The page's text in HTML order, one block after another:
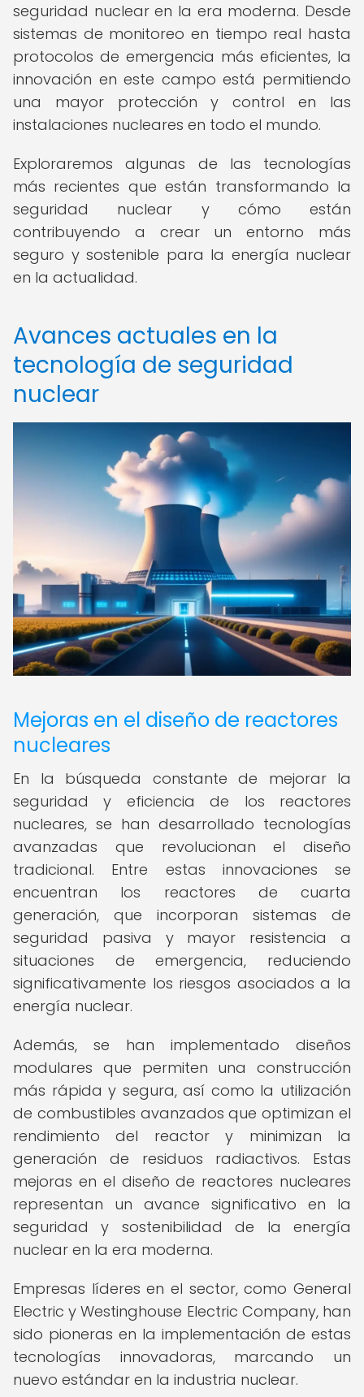
seguridad nuclear en la era moderna. Desde
sistemas de monitoreo en tiempo real hasta
protocolos de emergencia más eficientes, la
innovación en este campo está permitiendo
una mayor protección y control en las
instalaciones nucleares en todo el mundo.
Exploraremos algunas de las tecnologías
más recientes que están transformando la
seguridad nuclear y cómo están
contribuyendo a crear un entorno más
seguro y sostenible para la energía nuclear
en la actualidad.
Avances actuales en la
tecnología de seguridad
nuclear
Mejoras en el diseño de reactores
nucleares
En la búsqueda constante de mejorar la
seguridad y eficiencia de los reactores
nucleares, se han desarrollado tecnologías
avanzadas que revolucionan el diseño
tradicional. Entre estas innovaciones se
encuentran los reactores de cuarta
generación, que incorporan sistemas de
seguridad pasiva y mayor resistencia a
situaciones de emergencia, reduciendo
significativamente los riesgos asociados a la
energía nuclear.
Además, se han implementado diseños
modulares que permiten una construcción
más rápida y segura, así como la utilización
de combustibles avanzados que optimizan el
rendimiento del reactor y minimizan la
generación de residuos radiactivos. Estas
mejoras en el diseño de reactores nucleares
representan un avance significativo en la
seguridad y sostenibilidad de la energía
nuclear en la era moderna.
Empresas líderes en el sector, como General
Electric y Westinghouse Electric Company, han
sido pioneras en la implementación de estas
tecnologías innovadoras, marcando un
nuevo estándar en la industria nuclear.